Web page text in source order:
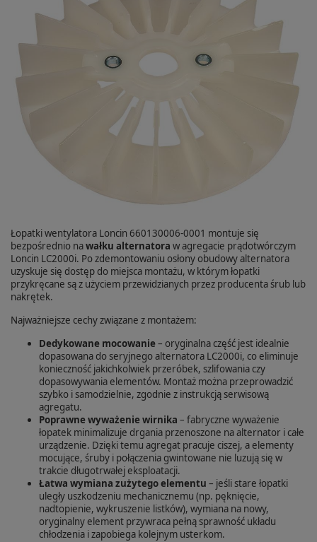
Łopatki wentylatora Loncin 660130006-0001 montuje się
bezpośrednio nawałku alternatora w agregacie prądotwórczym
Loncin LC2000i. Po zdemontowaniu osłony obudowy alternatora
uzyskuje się dostęp do miejsca montażu, w którym łopatki
przykręcane są z użyciem przewidzianych przez producenta śrub lub
nakrętek.
Najważniejsze cechy związane z montażem:
Dedykowane mocowanie– oryginalna część jest idealnie
dopasowana do seryjnego alternatora LC2000i, co eliminuje
konieczność jakichkolwiek przeróbek, szlifowania czy
dopasowywania elementów. Montaż można przeprowadzić
szybko i samodzielnie, zgodnie z instrukcją serwisową
agregatu.
Poprawne wyważenie wirnika – fabryczne wyważenie
łopatek minimalizuje drgania przenoszone na alternator i całe
urządzenie. Dzięki temu agregat pracuje ciszej, a elementy
mocujące, śruby i połączenia gwintowane nie luzują się w
trakcie długotrwałej eksploatacji.
Łatwa wymiana zużytego elementu – jeśli stare łopatki
uległy uszkodzeniu mechanicznemu (np. pęknięcie,
nadtopienie, wykruszenie listków), wymiana na nowy,
oryginalny element przywraca pełną sprawność układu
chłodzenia i zapobiega kolejnym usterkom.